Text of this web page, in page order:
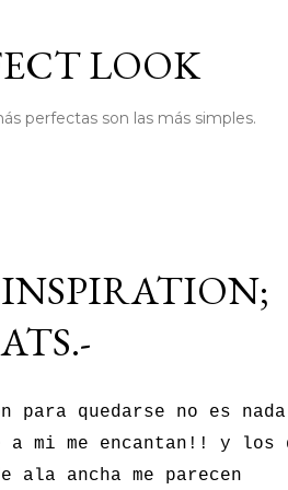
LOOK
perfectas son las más simples.
INSPIRATION;
para quedarse no es nada
a mi me encantan!! y los
ala ancha me parecen